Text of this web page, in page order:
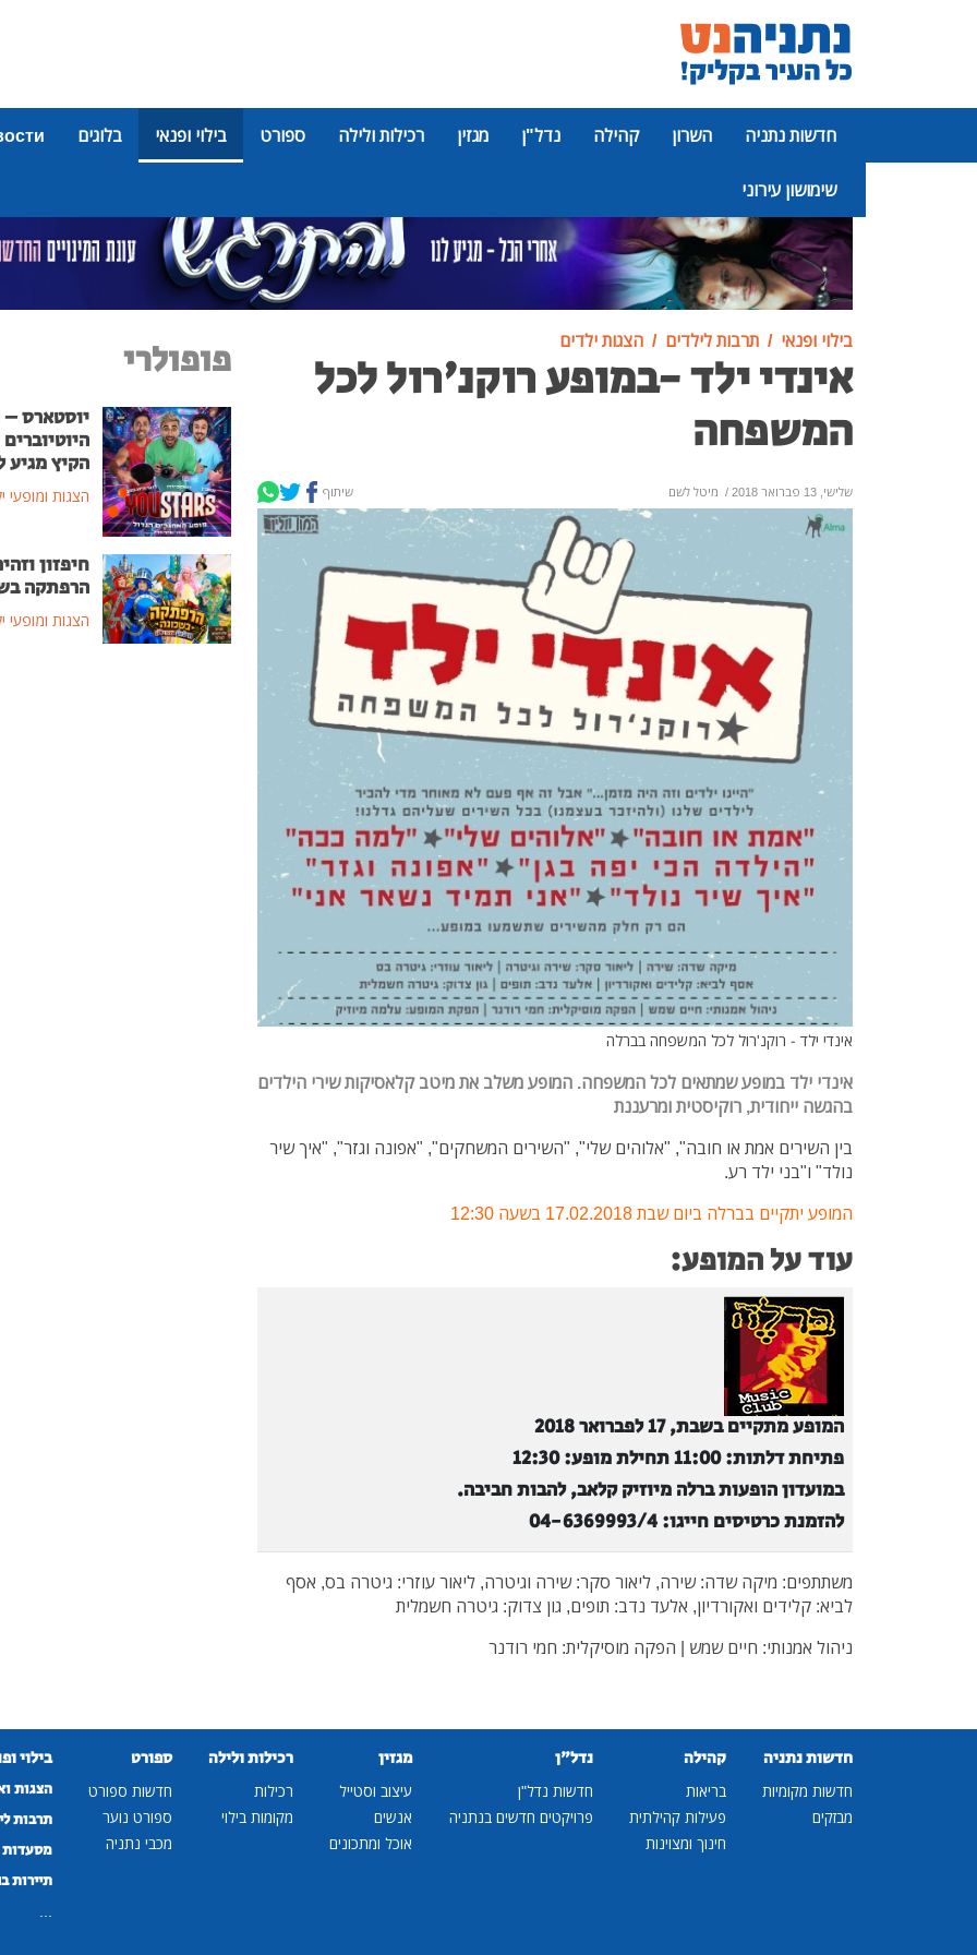
חדשות נתניה השרון קהילה נדל"ן מגזין רכילות ולילה ספורט בילוי ופנאי בלוגים
שימושון עירוני
פרסומת
בילוי ופנאי תרבות לילדים הצגות ילדים
אינדי ילד -במופע רוקנ'רול לכל
המשפחה
שלישי, 13 פברואר 2018 / מיטל לשם שיתוף
אינדי ילד - רוקנ'רול לכל המשפחה בברלה
אינדי ילד במופע שמתאים לכל המשפחה. המופע משלב את מיטב קלאסיקות שירי הילדים
בהגשה ייחודית, רוקיסטית ומרעננת
בין השירים אמת או חובה", "אלוהים שלי", "השירים המשחקים", "אפונה וגזר", "איך שיר
נולד" ו"בני ילד רע.
המופע יתקיים בברלה ביום שבת 17.02.2018 בשעה 12:30
עוד על המופע:
המופע מתקיים בשבת, 17 לפברואר 2018
פתיחת דלתות: 11:00 תחילת מופע: 12:30
במועדון הופעות ברלה מיוזיק קלאב, להבות חביבה.
להזמנת כרטיסים חייגו: 04-6369993/4
משתתפים: מיקה שדה: שירה, ליאור סקר: שירה וגיטרה, ליאור עוזרי: גיטרה בס, אסף
לביא: קלידים ואקורדיון, אלעד נדב: תופים, גון צדוק: גיטרה חשמלית
ניהול אמנותי: חיים שמש | הפקה מוסיקלית: חמי רודנר
פופולרי
יוסטארס
הקיץ מגיע
הצגות ומופעי
חיפזון
הרפתקה
הצגות ומופעי
חדשות נתניה
חדשות מקומיות
מבזקים
קהילה
בריאות
פעילות קהילתית
חינוך ומצוינות
נדל"ן
חדשות נדל"ן
פרויקטים חדשים בנתניה
מגזין
עיצוב וסטייל
אנשים
אוכל ומתכונים
רכילות ולילה
רכילות
מקומות בילוי
ספורט
חדשות ספורט
ספורט נוער
מכבי נתניה
בילוי
הצגות
תרבות
מסעדות
תיירות
...